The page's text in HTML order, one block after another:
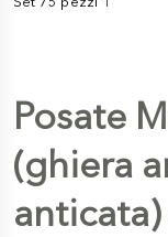
Posate
(ghiera